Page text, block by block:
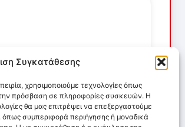
Συγκατάθεσης
χρησιμοποιούμε τεχνολογίες όπως
πρόσβαση σε πληροφορίες συσκευών. Η
θα μας επιτρέψει να επεξεργαστούμε
συμπεριφορά περιήγησης ή μοναδικά